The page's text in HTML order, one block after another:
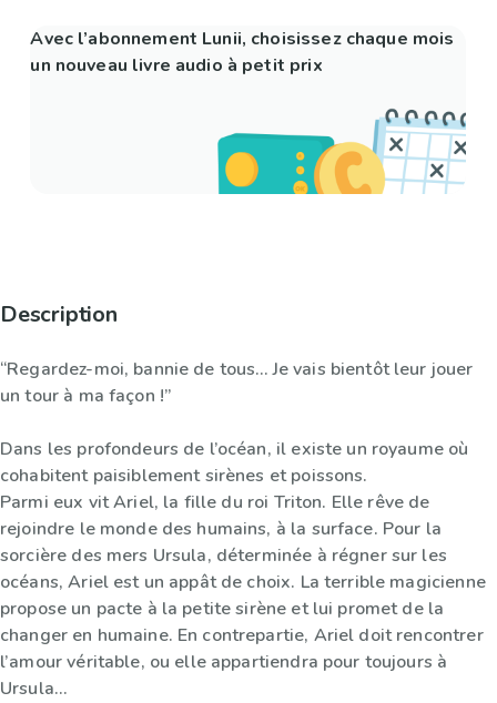
Avec l’abonnement Lunii, choisissez chaque mois
un nouveau livre audio à petit prix
Description
“Regardez-moi, bannie de tous… Je vais bientôt leur jouer
un tour à ma façon !”
Dans les profondeurs de l’océan, il existe un royaume où
cohabitent paisiblement sirènes et poissons.
Parmi eux vit Ariel, la fille du roi Triton. Elle rêve de
rejoindre le monde des humains, à la surface. Pour la
sorcière des mers Ursula, déterminée à régner sur les
océans, Ariel est un appât de choix. La terrible magicienne
propose un pacte à la petite sirène et lui promet de la
changer en humaine. En contrepartie, Ariel doit rencontrer
l’amour véritable, ou elle appartiendra pour toujours à
Ursula…